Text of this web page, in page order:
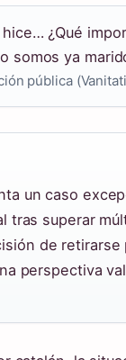
¿Qué
somos ya
pública
un caso
tras superar
de retirarse
perspectiva